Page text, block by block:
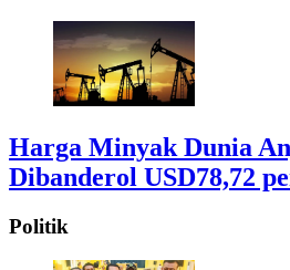
Harga Minyak Dunia
Dibanderol USD78,72
Politik